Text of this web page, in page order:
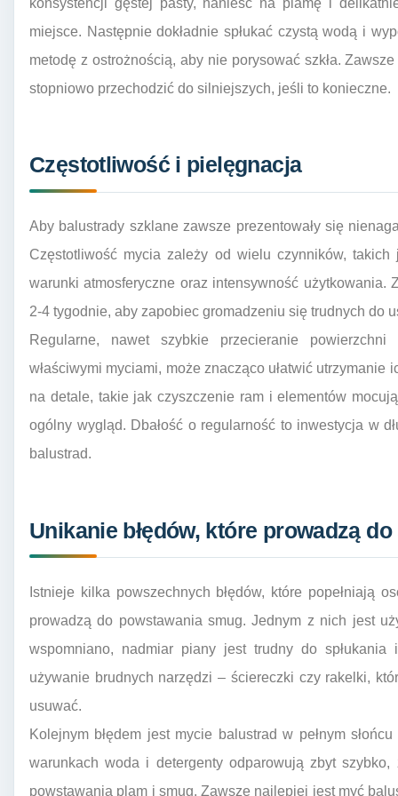
miejsce. Następnie dokładnie spłukać czystą wodą i
metodę z ostrożnością, aby nie porysować szkła.
stopniowo przechodzić do silniejszych, jeśli to konieczne.
Częstotliwość i pielęgnacja
Aby balustrady szklane zawsze prezentowały się
Częstotliwość mycia zależy od wielu czynników,
warunki atmosferyczne oraz intensywność
2-4 tygodnie, aby zapobiec gromadzeniu się trudnych do
Regularne, nawet szybkie przecieranie
właściwymi myciami, może znacząco ułatwić
na detale, takie jak czyszczenie ram i elementów
ogólny wygląd. Dbałość o regularność to inwestycja w
balustrad.
Unikanie błędów, które prowadzą
Istnieje kilka powszechnych błędów, które popełniają
prowadzą do powstawania smug. Jednym z nich jest
wspomniano, nadmiar piany jest trudny do spłukania
używanie brudnych narzędzi – ściereczki czy rakelki,
usuwać.
Kolejnym błędem jest mycie balustrad w pełnym
warunkach woda i detergenty odparowują zbyt
powstawania plam i smug. Zawsze najlepiej jest myć